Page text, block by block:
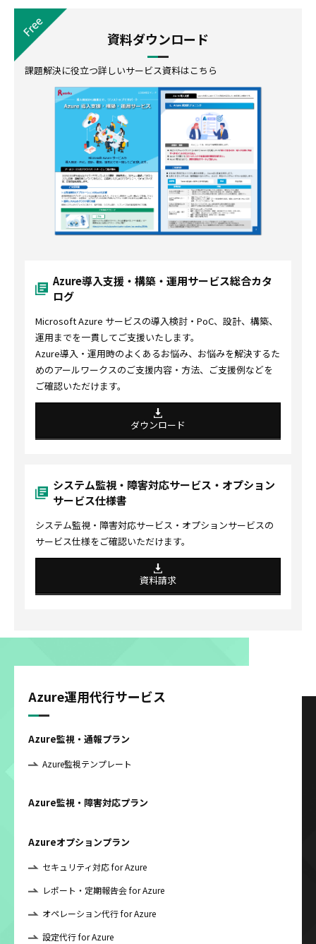
資料ダウンロード
課題解決に役立つ詳しいサービス資料はこちら
Azure導入支援・構築・運用サービス総合カタ
ログ
Microsoft Azure サービスの導入検討・PoC、設計、構築、
運用までを一貫してご支援いたします。
Azure導入・運用時のよくあるお悩み、お悩みを解決するた
めのアールワークスのご支援内容・方法、ご支援例などを
ご確認いただけます。
ダウンロード
システム監視・障害対応サービス・オプション
サービス仕様書
システム監視・障害対応サービス・オプションサービスの
サービス仕様をご確認いただけます。
資料請求
Azure運用代行サービス
Azure監視・通報プラン
Azure監視テンプレート
Azure監視・障害対応プラン
Azureオプションプラン
セキュリティ対応 for Azure
レポート・定期報告会 for Azure
オペレーション代行 for Azure
設定代行 for Azure